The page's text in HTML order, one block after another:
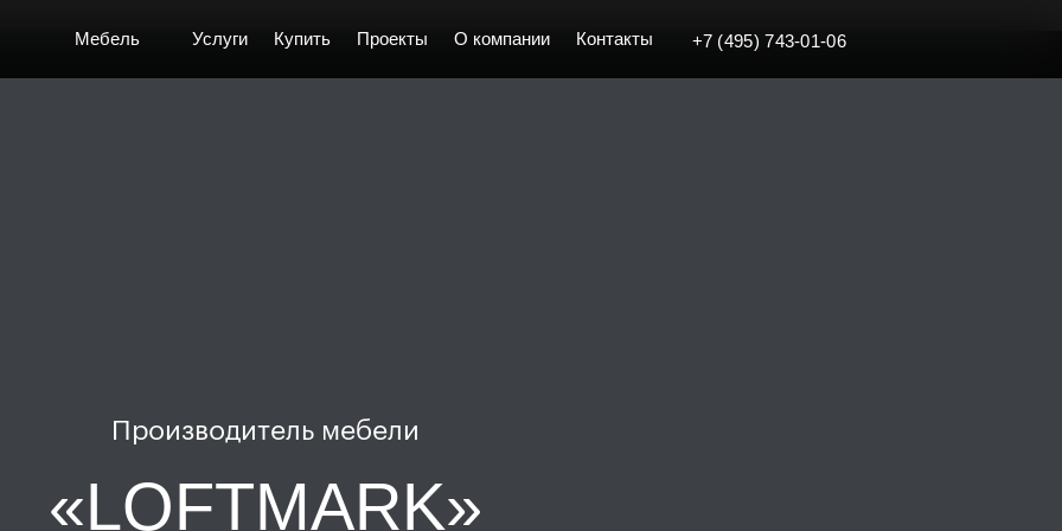
+7 (495) 743-01-06
Купить Проекты О компании Контакты
Услуги
Мебель
Производитель мебели
«LOFTMARK»